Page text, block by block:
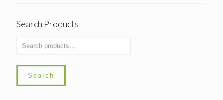
Search Products
Search